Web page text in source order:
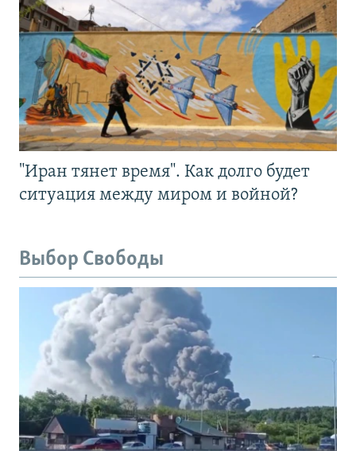
"Иран тянет время". Как долго будет
ситуация между миром и войной?
Выбор Свободы